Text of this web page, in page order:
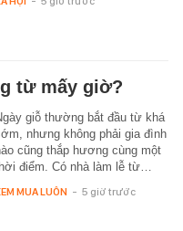
từ mấy giờ?
giỗ thường bắt đầu từ khá
nhưng không phải gia đình
cũng thắp hương cùng một
điểm. Có nhà làm lễ từ…
MUA LUÔN - 5 giờ trước